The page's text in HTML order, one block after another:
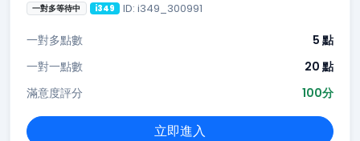
一對多等待中 i349 ID: i349_300991
一對多點數
5 點
一對一點數
20 點
滿意度評分
100分
立即進入